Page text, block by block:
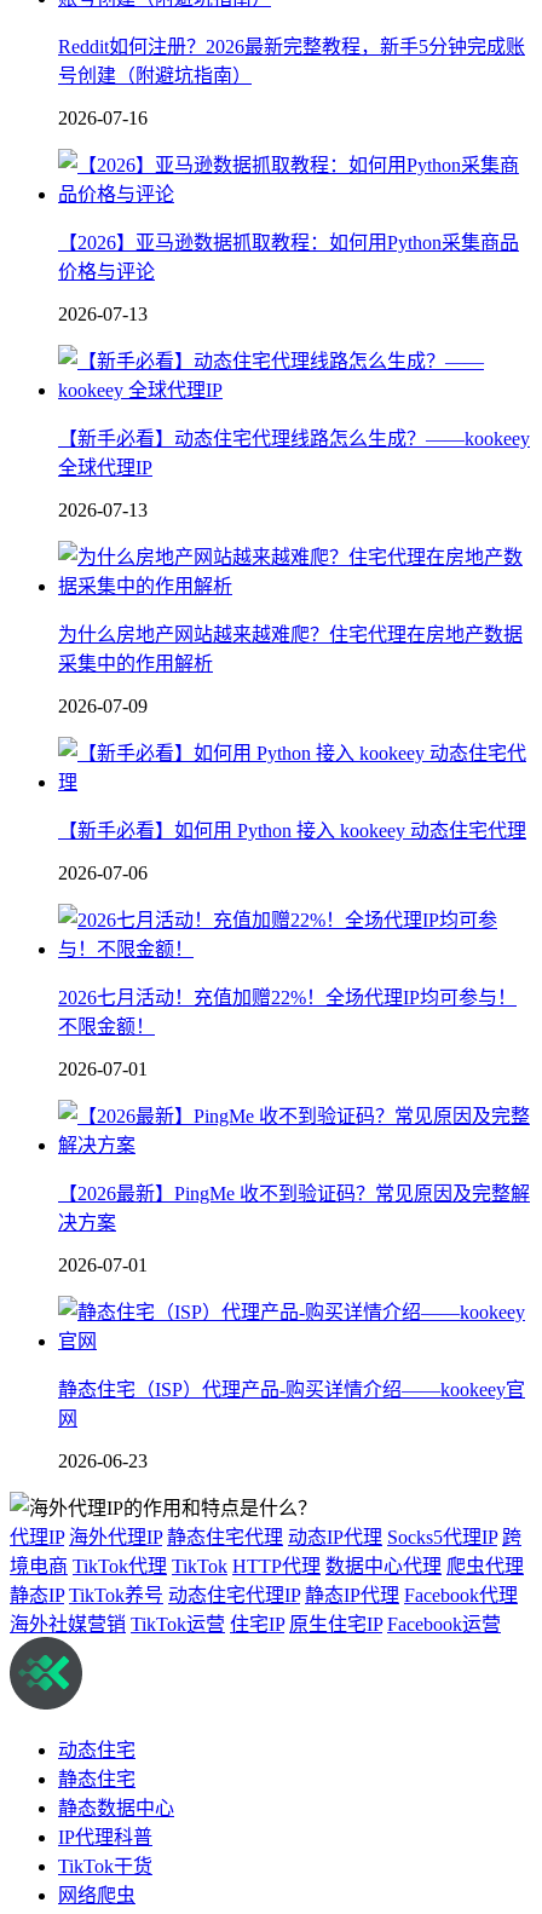
Reddit如何注册？2026最新完整教程，新手5分钟完成账
号创建（附避坑指南）
2026-07-16
【2026】亚马逊数据抓取教程：如何用Python采集商品
价格与评论
2026-07-13
【新手必看】动态住宅代理线路怎么生成？——kookeey
全球代理IP
2026-07-13
为什么房地产网站越来越难爬？住宅代理在房地产数据
采集中的作用解析
2026-07-09
【新手必看】如何用 Python 接入 kookeey 动态住宅代理
2026-07-06
2026七月活动！充值加赠22%！全场代理IP均可参与！
不限金额！
2026-07-01
【2026最新】PingMe 收不到验证码？常见原因及完整解
决方案
2026-07-01
静态住宅（ISP）代理产品-购买详情介绍——kookeey官
网
2026-06-23
代理IP 海外代理IP 静态住宅代理 动态IP代理 Socks5代理IP 跨
境电商 TikTok代理 TikTok HTTP代理 数据中心代理 爬虫代理
静态IP TikTok养号 动态住宅代理IP 静态IP代理 Facebook代理
海外社媒营销 TikTok运营 住宅IP 原生住宅IP Facebook运营
动态住宅
静态住宅
静态数据中心
IP代理科普
TikTok干货
网络爬虫